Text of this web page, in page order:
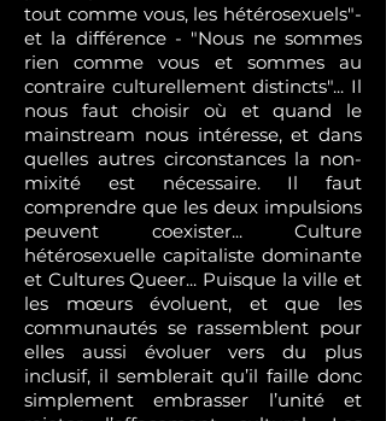
tout comme vous, les hétérosexuels"-
et la différence - "Nous ne sommes
rien comme vous et sommes au
contraire culturellement distincts"... Il
nous faut choisir où et quand le
mainstream nous intéresse, et dans
quelles autres circonstances la non-
mixité est nécessaire. Il faut
comprendre que les deux impulsions
peuvent coexister... Culture
hétérosexuelle capitaliste dominante
et Cultures Queer... Puisque la ville et
les mœurs évoluent, et que les
communautés se rassemblent pour
elles aussi évoluer vers du plus
inclusif, il semblerait qu’il faille donc
simplement embrasser l’unité et